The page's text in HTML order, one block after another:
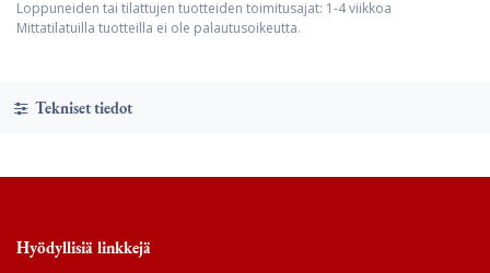
Loppuneiden tai tilattujen tuotteiden toimitusajat: 1-4 viikkoa
Mittatilatuilla tuotteilla ei ole palautusoikeutta.
Tekniset tiedot
Hyödyllisiä linkkejä